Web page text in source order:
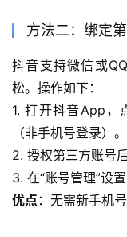
方法二：绑定
抖音支持微信或
松。操作如下：
1. 打开抖音App，
（非手机号登录）。
2. 授权第三方账号
3. 在“账号管理”设
优点 ：无需新手机